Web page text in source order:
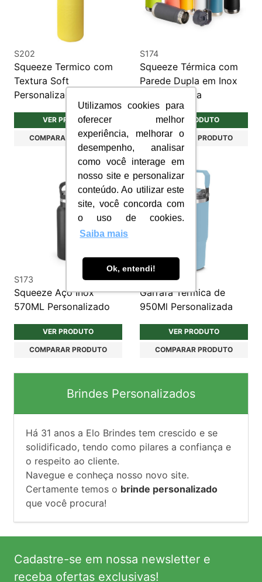
Utilizamos cookies para
oferecer melhor
experiência, melhorar o
desempenho, analisar
como você interage em
nosso site e personalizar
conteúdo. Ao utilizar este
site, você concorda com
o uso de cookies.
Saiba mais
Ok, entendi!
S202
Squeeze Termico com
Textura Soft
Personalizado
VER PRODUTO
COMPARAR PRODUTO
S174
Squeeze Térmica com
Parede Dupla em Inox
Personalizada
VER PRODUTO
COMPARAR PRODUTO
S173
Squeeze Aço Inox
570ML Personalizado
VER PRODUTO
COMPARAR PRODUTO
G041
Garrafa Térmica de
950Ml Personalizada
VER PRODUTO
COMPARAR PRODUTO
Brindes Personalizados
Há 31 anos a Elo Brindes tem crescido e se
solidificado, tendo como pilares a confiança e
o respeito ao cliente.
Navegue e conheça nosso novo site.
Certamente temos o brinde personalizado
que você procura!
Cadastre-se em nossa newsletter e
receba ofertas exclusivas!